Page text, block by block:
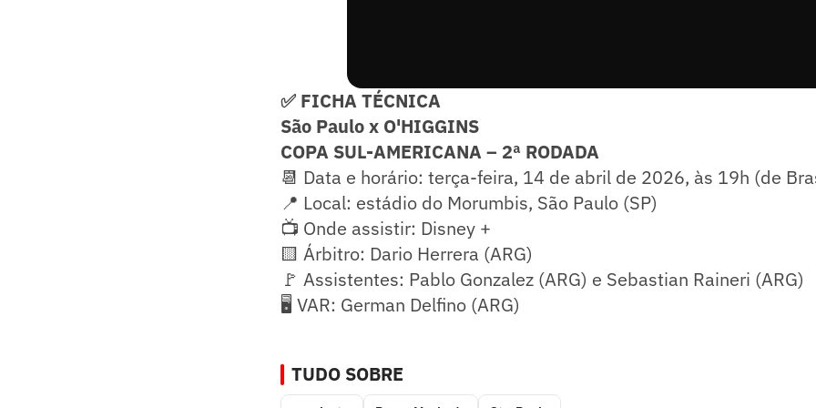
✅ FICHA TÉCNICA
São Paulo x O'HIGGINS
COPA SUL-AMERICANA – 2ª RODADA
📆 Data e horário: terça-feira, 14 de abril de 2026, às 19h (de
📍 Local: estádio do Morumbis, São Paulo (SP)
📺 Onde assistir: Disney +
🟨 Árbitro: Dario Herrera (ARG)
🚩 Assistentes: Pablo Gonzalez (ARG) e Sebastian Raineri (ARG)
🖥️ VAR: German Delfino (ARG)
TUDO SOBRE